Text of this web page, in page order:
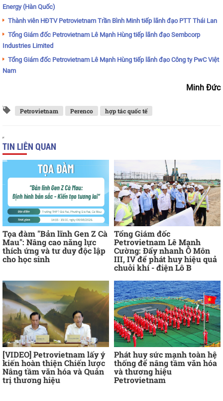
Energy (Hàn Quốc)
Thành viên HĐTV Petrovietnam Trần Bình Minh tiếp lãnh đạo PTT Thái Lan
Tổng Giám đốc Petrovietnam Lê Mạnh Hùng tiếp lãnh đạo Sembcorp
Industries Limited
Tổng Giám đốc Petrovietnam Lê Mạnh Hùng tiếp lãnh đạo Công ty PwC Việt
Nam
Minh Đức
Petrovietnam Perenco hợp tác quốc tế
TIN LIÊN QUAN
Tọa đàm "Bản lĩnh Gen Z Cà
Mau": Nâng cao năng lực
thích ứng và tư duy độc lập
cho học sinh
Tổng Giám đốc
Petrovietnam Lê Mạnh
Cường: Đẩy nhanh Ô Môn
III, IV để phát huy hiệu quả
chuỗi khí - điện Lô B
[VIDEO] Petrovietnam lấy ý
kiến hoàn thiện Chiến lược
Nâng tầm văn hóa và Quản
trị thương hiệu
Phát huy sức mạnh toàn hệ
thống để nâng tầm văn hóa
và thương hiệu
Petrovietnam